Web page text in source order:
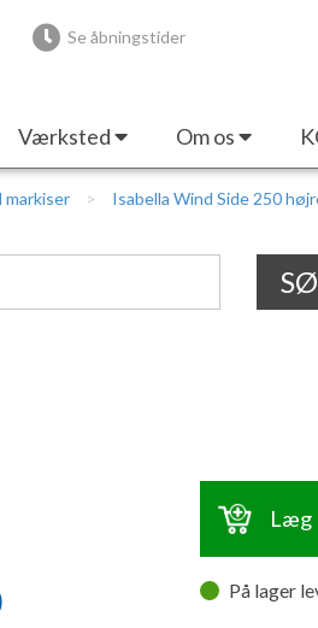
Se åbningstider
Værksted Om os
Isabella Wind Side 250
Læg
På lager